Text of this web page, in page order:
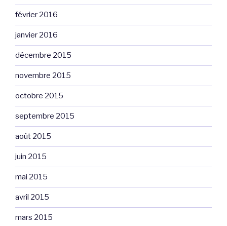
février 2016
janvier 2016
décembre 2015
novembre 2015
octobre 2015
septembre 2015
août 2015
juin 2015
mai 2015
avril 2015
mars 2015